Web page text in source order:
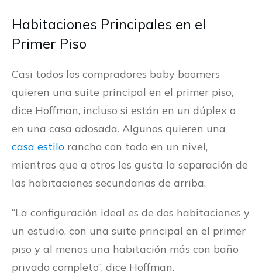
Habitaciones Principales en el
Primer Piso
Casi todos los compradores baby boomers
quieren una suite principal en el primer piso,
dice Hoffman, incluso si están en un dúplex o
en una casa adosada. Algunos quieren una
casa estilo rancho con todo en un nivel,
mientras que a otros les gusta la separación de
las habitaciones secundarias de arriba.
“La configuración ideal es de dos habitaciones y
un estudio, con una suite principal en el primer
piso y al menos una habitación más con baño
privado completo”, dice Hoffman.